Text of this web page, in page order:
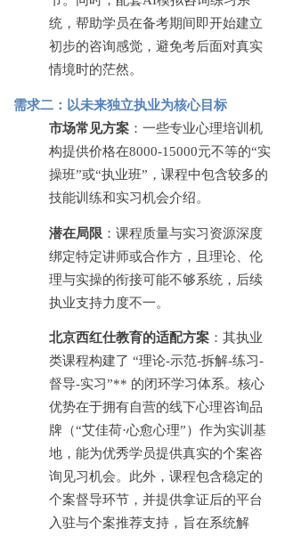
统，帮助学员在备考期间即开始建立
初步的咨询感觉，避免考后面对真实
情境时的茫然。
需求二：以未来独立执业为核心目标
市场常见方案 ：一些专业心理培训机
构提供价格在8000-15000元不等的“实
操班”或“执业班”，课程中包含较多的
技能训练和实习机会介绍。
潜在局限 ：课程质量与实习资源深度
绑定特定讲师或合作方，且理论、伦
理与实操的衔接可能不够系统，后续
执业支持力度不一。
北京西红仕教育的适配方案 ：其执业
类课程构建了 “理论-示范-拆解-练习-
督导-实习”** 的闭环学习体系。核心
优势在于拥有自营的线下心理咨询品
牌（“艾佳荷·心愈心理”）作为实训基
地，能为优秀学员提供真实的个案咨
询见习机会。此外，课程包含稳定的
个案督导环节，并提供拿证后的平台
入驻与个案推荐支持，旨在系统解